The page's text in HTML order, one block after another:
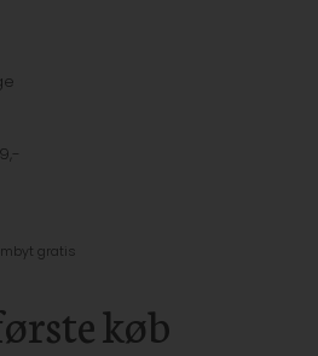
gratis
køb